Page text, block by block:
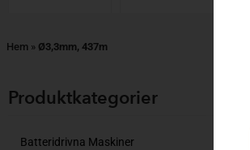
Hem » Ø3,3mm, 437m
Produktkategorier​
Batteridrivna Maskiner